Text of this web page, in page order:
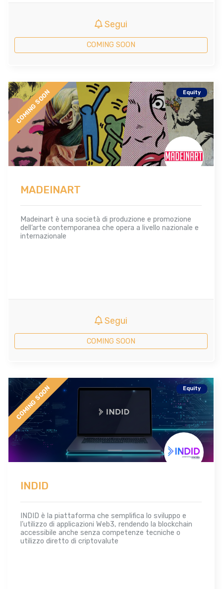
Segui
COMING SOON
COMING SOON Equity
MADEINART
Madeinart è una società di produzione e promozione
dell’arte contemporanea che opera a livello nazionale e
internazionale
Segui
COMING SOON
COMING SOON Equity
INDID
INDID è la piattaforma che semplifica lo sviluppo e
l’utilizzo di applicazioni Web3, rendendo la blockchain
accessibile anche senza competenze tecniche o
utilizzo diretto di criptovalute